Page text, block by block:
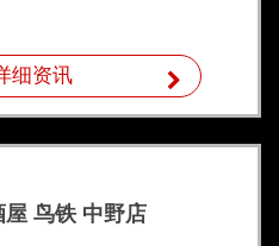
细资讯
屋 鸟铁 中野店